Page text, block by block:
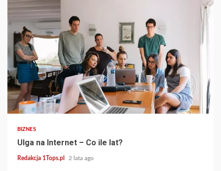
4 min read
BIZNES
Ulga na Internet – Co ile lat?
Redakcja 1Tops.pl 2 lata ago